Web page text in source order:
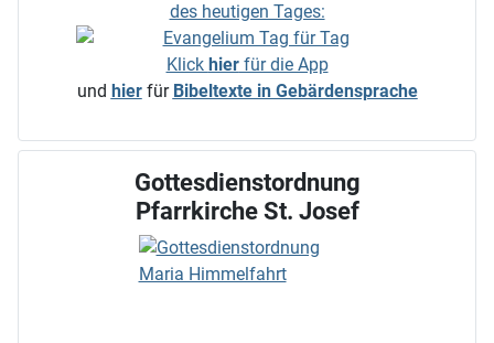
des heutigen Tages:
Klick hierfür die App
und hier für Bibeltexte in Gebärdensprache
Gottesdienstordnung
Pfarrkirche St. Josef